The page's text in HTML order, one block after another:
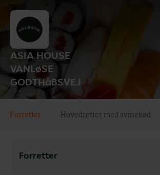
ASIA HOUSE
VANLøSE
GODTHåBSVEJ
Forretter Hovedretter med svinekød
Forretter